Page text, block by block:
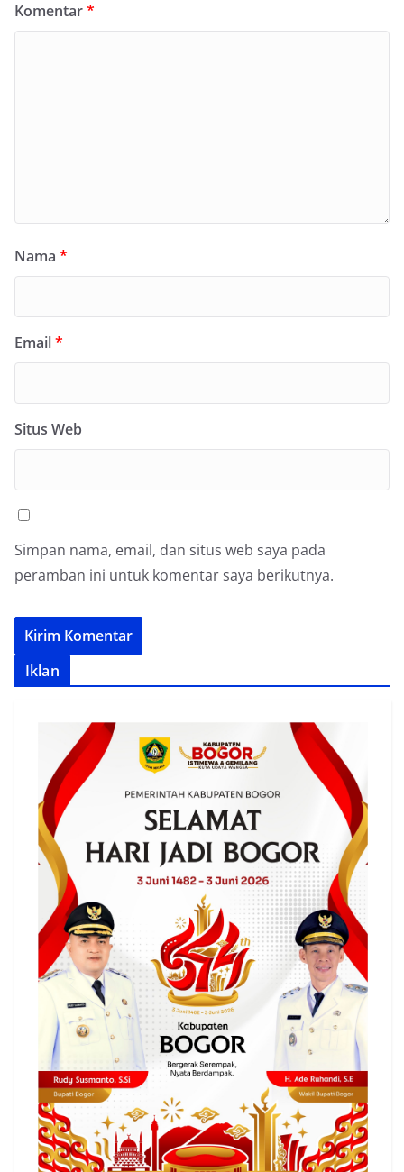
Komentar*
Nama *
Email*
Situs Web
Simpan nama, email, dan situs web saya pada
peramban ini untuk komentar saya berikutnya.
Iklan